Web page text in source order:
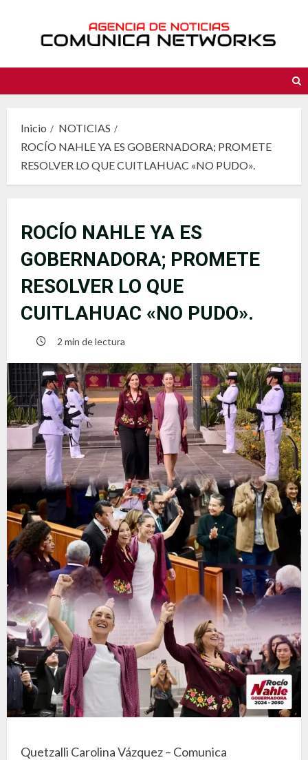
contenido
Inicio
NOTICIAS
ROCÍO NAHLE YA ES GOBERNADORA; PROMETE
RESOLVER LO QUE CUITLAHUAC «NO PUDO».
ROCÍO NAHLE YA ES
GOBERNADORA; PROMETE
RESOLVER LO QUE
CUITLAHUAC «NO PUDO».
2 min de lectura
Quetzalli Carolina Vázquez – Comunica